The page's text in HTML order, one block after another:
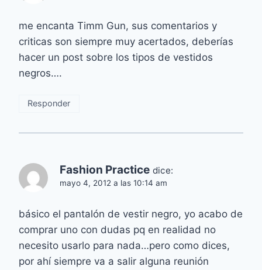
me encanta Timm Gun, sus comentarios y
criticas son siempre muy acertados, deberías
hacer un post sobre los tipos de vestidos
negros….
Responder
Fashion Practice dice:
mayo 4, 2012 a las 10:14 am
básico el pantalón de vestir negro, yo acabo de
comprar uno con dudas pq en realidad no
necesito usarlo para nada…pero como dices,
por ahí siempre va a salir alguna reunión